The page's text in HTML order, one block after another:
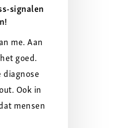
signalen
me. Aan
goed.
Ook in
mensen